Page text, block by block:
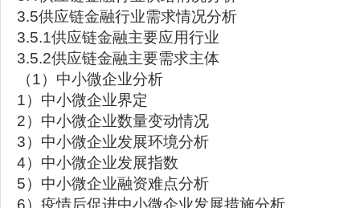
3.5供应链金融行业需求情况分析
3.5.1供应链金融主要应用行业
3.5.2供应链金融主要需求主体
（1）中小微企业分析
1）中小微企业界定
2）中小微企业数量变动情况
3）中小微企业发展环境分析
4）中小微企业发展指数
5）中小微企业融资难点分析
6）疫情后促进中小微企业发展措施分析